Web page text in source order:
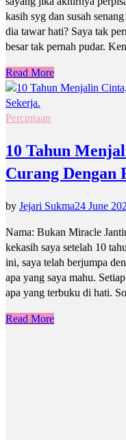
kasih syg dan susah
dia tawar hati? Saya tak
besar tak pernah pudar.
Read More
Percintaan
10 Tahun
Curang Dengan
by Jejari Sukma24 June
Nama: Bukan Miracle
kekasih saya setelah 10
ini, saya telah berjumpa
apa yang saya mahu.
apa yang terbuku di hati.
Read More